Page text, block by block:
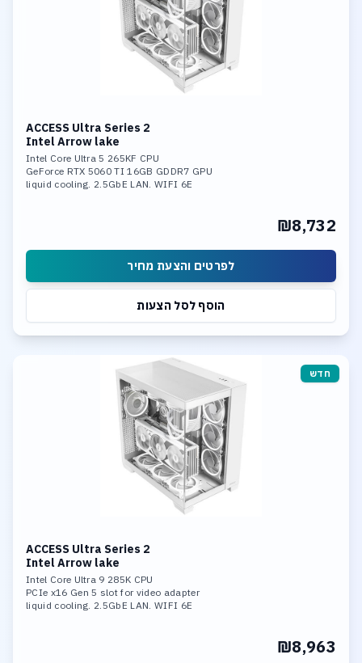
ACCESS Ultra Series 2
Intel Arrow lake
Intel Core Ultra 5 265KF CPU
GeForce RTX 5060 TI 16GB GDDR7 GPU
liquid cooling. 2.5GbE LAN. WIFI 6E
Integrated neural processing unit (NPU)
₪8,732
לפרטים והצעת מחיר
הוסף לסל הצעות
חדש
ACCESS Ultra Series 2
Intel Arrow lake
Intel Core Ultra 9 285K CPU
PCIe x16 Gen 5 slot for video adapter
liquid cooling. 2.5GbE LAN. WIFI 6E
₪8,963